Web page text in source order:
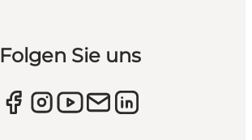
Folgen Sie uns